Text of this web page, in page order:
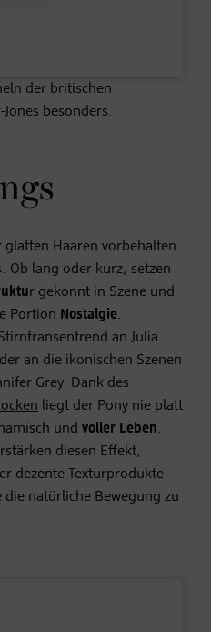
der britischen
besonders.
Haaren vorbehalten
Ob lang oder kurz, setzen
r gekonnt in Szene und
Portion Nostalgie.
an Julia
an die ikonischen Szenen
Grey. Dank des
liegt der Pony nie platt
und voller Leben.
diesen Effekt,
dezente Texturprodukte
natürliche Bewegung zu